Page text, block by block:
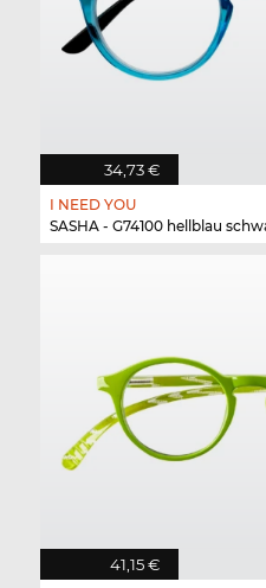
34,73 €
I NEED YOU
SASHA - G74100 hellblau
41,15 €